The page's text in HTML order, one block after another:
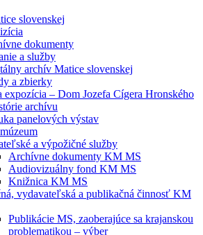
slovenskej
dokumenty
a služby
archív Matice slovenskej
a zbierky
expozícia – Dom Jozefa Cígera Hronského
archívu
panelových výstav
a výpožičné služby
Archívne dokumenty KM MS
Audiovizuálny fond KM MS
Knižnica KM MS
vydavateľská a publikačná činnosť KM
Publikácie MS, zaoberajúce sa krajanskou
problematikou – výber